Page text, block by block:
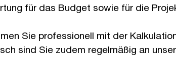
für das Budget sowie für die
Sie professionell mit der
sind Sie zudem regelmäßig an